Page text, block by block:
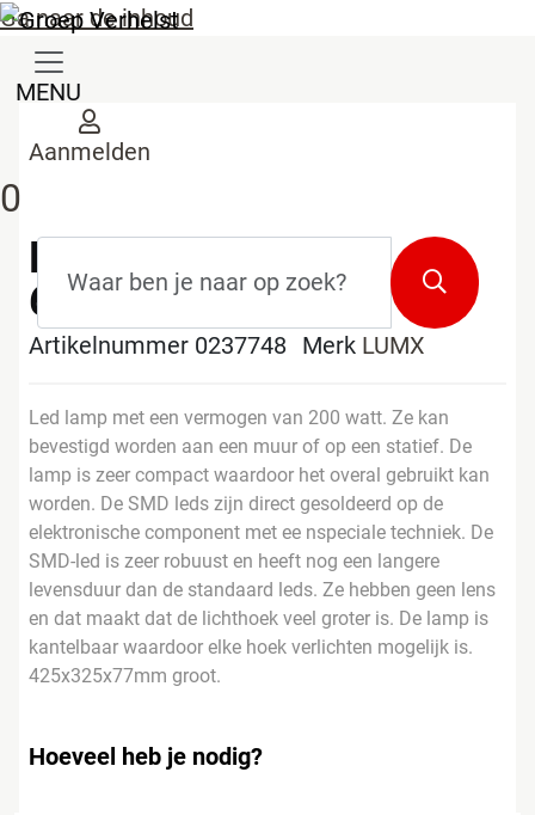
Ga naar de inhoud
MENU
Aanmelden
0
Zoeken
LED LAMP HP-200
6500K
Artikelnummer 0237748 Merk LUMX
Led lamp met een vermogen van 200 watt. Ze kan
bevestigd worden aan een muur of op een statief. De
lamp is zeer compact waardoor het overal gebruikt kan
worden. De SMD leds zijn direct gesoldeerd op de
elektronische component met ee nspeciale techniek. De
SMD-led is zeer robuust en heeft nog een langere
levensduur dan de standaard leds. Ze hebben geen lens
en dat maakt dat de lichthoek veel groter is. De lamp is
kantelbaar waardoor elke hoek verlichten mogelijk is.
425x325x77mm groot.
Hoeveel heb je nodig?